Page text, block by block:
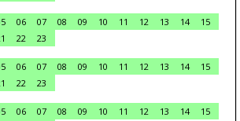
06 07 08 09 10 11 12 13 14
15
22
23
06 07 08 09 10 11 12 13 14
15
22
23
06 07 08 09 10 11 12 13 14
15